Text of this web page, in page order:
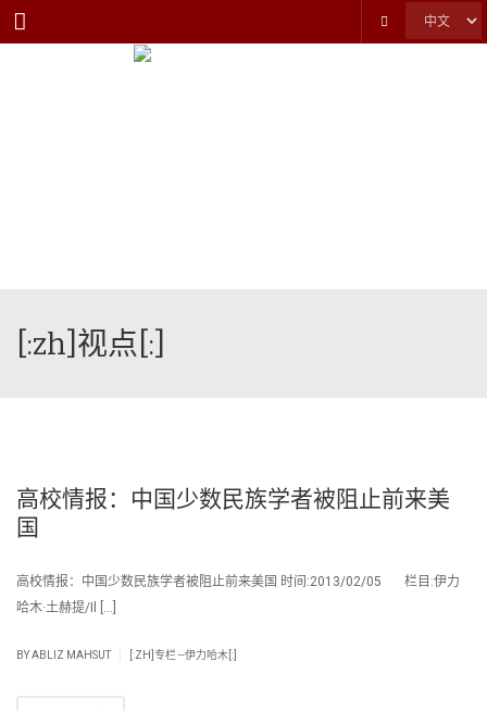
Menu
[:zh]视点[:]
高校情报：中国少数民族学者被阻止前来美
国
高校情报：中国少数民族学者被阻止前来美国 时间:2013/02/05 栏目:伊力
哈木·土赫提/Il […]
BYABLIZ MAHSUT [:ZH]专栏 --伊力哈木[:]